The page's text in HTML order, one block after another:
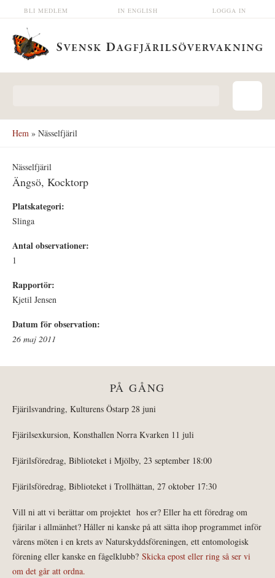
Hoppa till huvudinnehåll LOGGA IN
IN ENGLISH
BLI MEDLEM
Hem » Nässelfjäril
Nässelfjäril
Ängsö, Kocktorp
Platskategori:
Slinga
Antal observationer:
1
Rapportör:
Kjetil Jensen
Datum för observation:
26 maj 2011
PÅ GÅNG
Fjärilsvandring, Kulturens Östarp 28 juni
Fjärilsexkursion, Konsthallen Norra Kvarken 11 juli
Fjärilsföredrag, Biblioteket i Mjölby, 23 september 18:00
Fjärilsföredrag, Biblioteket i Trollhättan, 27 oktober 17:30
Vill ni att vi berättar om projektet hos er? Eller ha ett föredrag om
fjärilar i allmänhet? Håller ni kanske på att sätta ihop programmet inför
vårens möten i en krets av Naturskyddsföreningen, ett entomologisk
förening eller kanske en fågelklubb? Skicka epost eller ring så ser vi
om det går att ordna.